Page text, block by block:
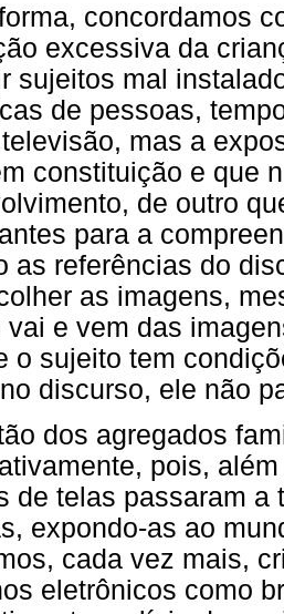
concordamos
excessiva da
sujeitos mal
de pessoas,
mas a
constituição e que
de outro
para a
as referências do
as imagens,
vai e vem das
o sujeito tem
discurso, ele não
dos agregados
pois,
de telas passaram a
expondo-as ao
cada vez mais,
eletrônicos como